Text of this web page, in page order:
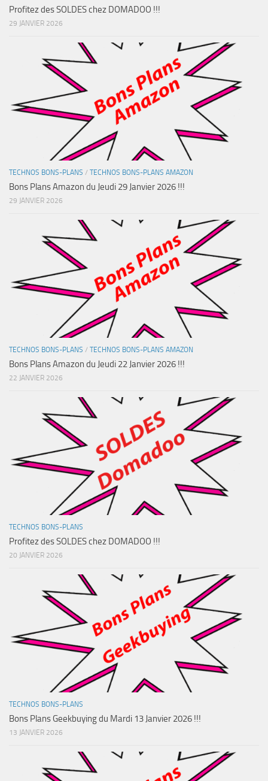
Profitez des SOLDES chez DOMADOO !!!
29 JANVIER 2026
TECHNOS BONS-PLANS / TECHNOS BONS-PLANS AMAZON
Bons Plans Amazon du Jeudi 29 Janvier 2026 !!!
29 JANVIER 2026
TECHNOS BONS-PLANS / TECHNOS BONS-PLANS AMAZON
Bons Plans Amazon du Jeudi 22 Janvier 2026 !!!
22 JANVIER 2026
TECHNOS BONS-PLANS
Profitez des SOLDES chez DOMADOO !!!
20 JANVIER 2026
TECHNOS BONS-PLANS
Bons Plans Geekbuying du Mardi 13 Janvier 2026 !!!
13 JANVIER 2026